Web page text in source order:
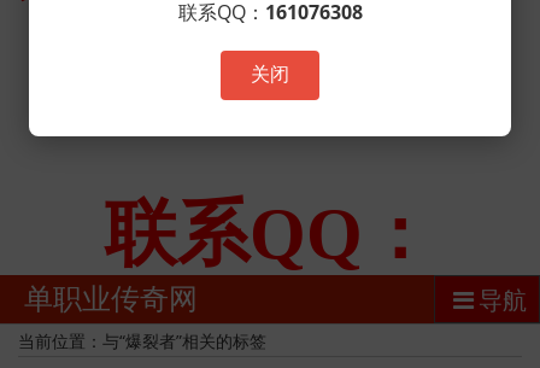
单职业传奇网 导航
当前位置：与“爆裂者”相关的标签
联系QQ： 161076308
关闭